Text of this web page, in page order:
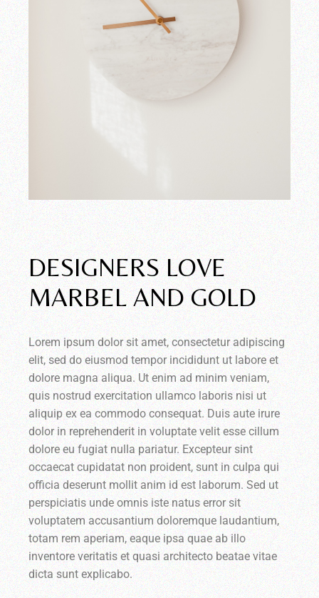
DESIGNERS LOVE
MARBEL AND GOLD
Lorem ipsum dolor sit amet, consectetur adipiscing
elit, sed do eiusmod tempor incididunt ut labore et
dolore magna aliqua. Ut enim ad minim veniam,
quis nostrud exercitation ullamco laboris nisi ut
aliquip ex ea commodo consequat. Duis aute irure
dolor in reprehenderit in voluptate velit esse cillum
dolore eu fugiat nulla pariatur. Excepteur sint
occaecat cupidatat non proident, sunt in culpa qui
officia deserunt mollit anim id est laborum. Sed ut
perspiciatis unde omnis iste natus error sit
voluptatem accusantium doloremque laudantium,
totam rem aperiam, eaque ipsa quae ab illo
inventore veritatis et quasi architecto beatae vitae
dicta sunt explicabo.